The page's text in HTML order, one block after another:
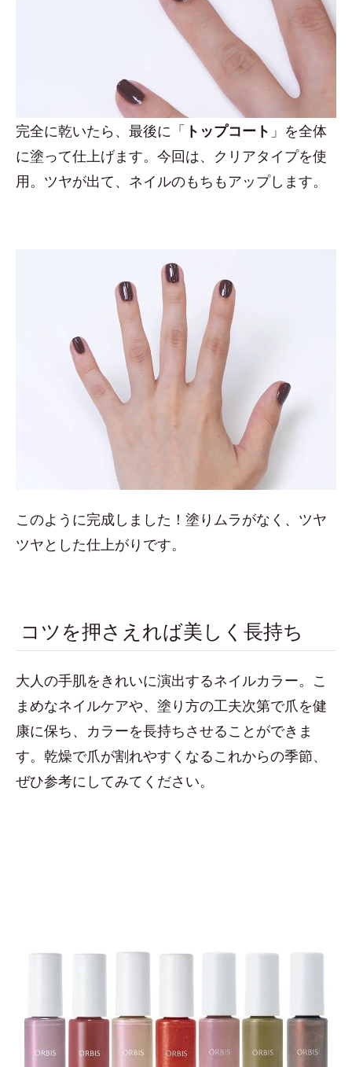
完全に乾いたら、最後に「 トップコート 」を全体
に塗って仕上げます。今回は、クリアタイプを使
用。ツヤが出て、ネイルのもちもアップします。
このように完成しました！塗りムラがなく、ツヤ
ツヤとした仕上がりです。
コツを押さえれば美しく長持ち
大人の手肌をきれいに演出するネイルカラー。こ
まめなネイルケアや、塗り方の工夫次第で爪を健
康に保ち、カラーを長持ちさせることができま
す。乾燥で爪が割れやすくなるこれからの季節、
ぜひ参考にしてみてください。